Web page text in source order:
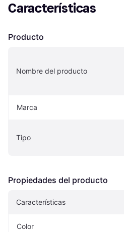
Características
Producto
Nombre del producto
Marca
Tipo
Propiedades del producto
Características
Color